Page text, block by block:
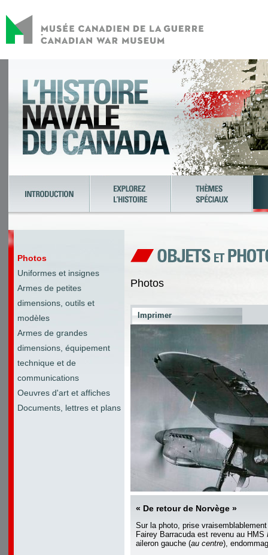
Photos
Uniformes et insignes
Armes de petites
dimensions, outils et
modèles
Armes de grandes
dimensions, équipement
technique et de
communications
Oeuvres d'art et affiches
Documents, lettres et plans
Photos
Imprimer
« De retour de Norvège »
Sur la photo, prise
Fairey Barracuda est revenu au HMS
aileron gauche (au centre),